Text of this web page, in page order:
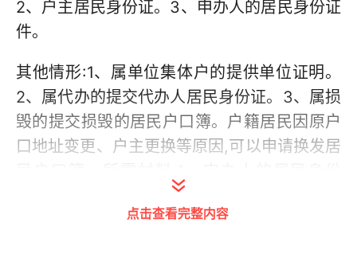
2、户主居民身份证。3、申办人的居民身份证
件。
其他情形:1、属单位集体户的提供单位证明。
2、属代办的提交代办人居民身份证。3、属损
毁的提交损毁的居民户口簿。户籍居民因原户
口地址变更、户主更换等原因,可以申请换发居
证。2、居民户口簿。3、相关材料。请按以上
要求到户口所在地的派出所户籍室办理。
点击查看完整内容